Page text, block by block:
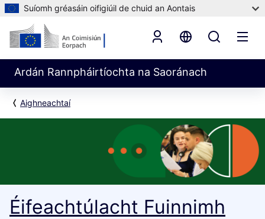
Suíomh gréasáin oifigiúil de chuid an Aontais
Ardán Rannpháirtíochta na Saoránach
Aighneachtaí
Éifeachtúlacht Fuinnimh